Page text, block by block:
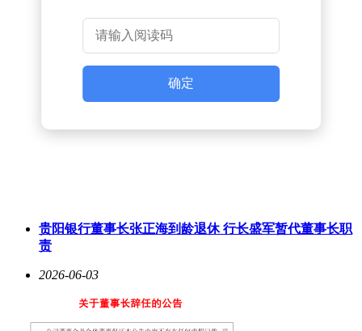
确定
贵阳银行董事长张正海到龄退休 行长盛军暂代董事长职
责
2026-06-03